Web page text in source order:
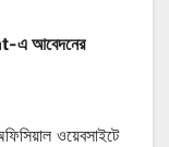
আবেদনের
ওয়েবসাইটে